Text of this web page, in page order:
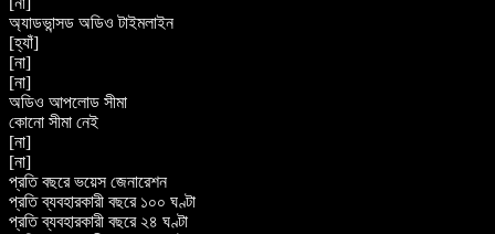
অ্যাডভান্সড অডিও টাইমলাইন
[হ্যাঁ]
[না]
[না]
অডিও আপলোড সীমা
কোনো সীমা নেই
[না]
[না]
প্রতি বছরে ভয়েস জেনারেশন
প্রতি ব্যবহারকারী বছরে ১০০ ঘণ্টা
প্রতি ব্যবহারকারী বছরে ২৪ ঘণ্টা